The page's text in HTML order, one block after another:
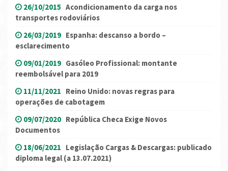
26/10/2015 Acondicionamento da carga nos
transportes rodoviários
26/03/2019 Espanha: descanso a bordo –
esclarecimento
09/01/2019 Gasóleo Profissional: montante
reembolsável para 2019
11/11/2021 Reino Unido: novas regras para
operações de cabotagem
09/07/2020 República Checa Exige Novos
Documentos
18/06/2021 Legislação Cargas & Descargas: publicado
diploma legal (a 13.07.2021)